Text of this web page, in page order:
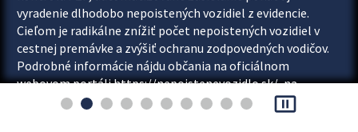
vyradenie dlhodobo nepoistených vozidiel z evidencie.
Cieľom je radikálne znížiť počet nepoistených vozidiel v
cestnej premávke a zvýšiť ochranu zodpovedných vodičov.
Podrobné informácie nájdu občania na oficiálnom
webovom portáli https://nepoistenevozidlo.sk/, na
ktorom od augusta pribudne aj možnosť overiť si...
pause_presentation